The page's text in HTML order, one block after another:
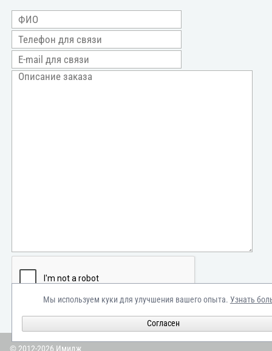
Мы используем куки для улучшения вашего опыта. Узнать
Согласен
© 2012-2026 Имидж